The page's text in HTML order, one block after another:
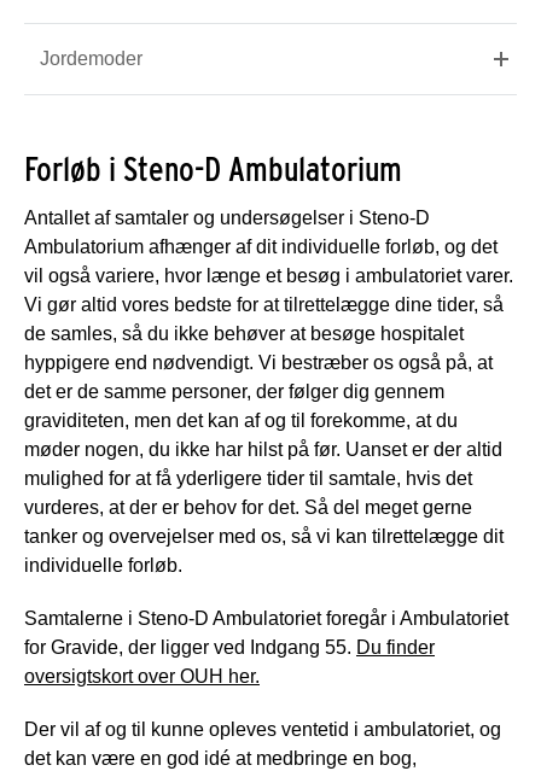
Jordemoder
Forløb i Steno-D Ambulatorium
Antallet af samtaler og undersøgelser i Steno-D
Ambulatorium afhænger af dit individuelle forløb, og det
vil også variere, hvor længe et besøg i ambulatoriet varer.
Vi gør altid vores bedste for at tilrettelægge dine tider, så
de samles, så du ikke behøver at besøge hospitalet
hyppigere end nødvendigt. Vi bestræber os også på, at
det er de samme personer, der følger dig gennem
graviditeten, men det kan af og til forekomme, at du
møder nogen, du ikke har hilst på før. Uanset er der altid
mulighed for at få yderligere tider til samtale, hvis det
vurderes, at der er behov for det. Så del meget gerne
tanker og overvejelser med os, så vi kan tilrettelægge dit
individuelle forløb.
Samtalerne i Steno-D Ambulatoriet foregår i Ambulatoriet
for Gravide, der ligger ved Indgang 55. Du finder
oversigtskort over OUH her.
Der vil af og til kunne opleves ventetid i ambulatoriet, og
det kan være en god idé at medbringe en bog,